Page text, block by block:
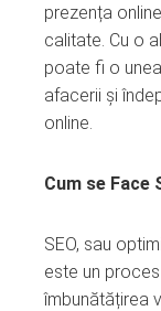
prezența
calitate. Cu o
poate fi o
afacerii și
online.
Cum se Face
SEO, sau
este un
îmbunătățirea